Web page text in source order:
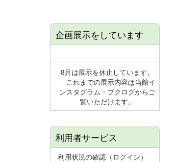
企画展示をしています
8月は展示を休止しています。
これまでの展示内容は当館イ
ンスタグラム・ブクログからご
覧いただけます。
利用者サービス
利用状況の確認（ログイン）